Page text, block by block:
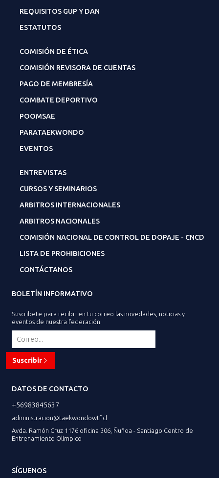
REQUISITOS GUP Y DAN
ESTATUTOS
COMISIÓN DE ÉTICA
COMISIÓN REVISORA DE CUENTAS
PAGO DE MEMBRESÍA
COMBATE DEPORTIVO
POOMSAE
PARATAEKWONDO
EVENTOS
ENTREVISTAS
CURSOS Y SEMINARIOS
ARBITROS INTERNACIONALES
ARBITROS NACIONALES
COMISIÓN NACIONAL DE CONTROL DE DOPAJE - CNCD
LISTA DE PROHIBICIONES
CONTÁCTANOS
BOLETÍN INFORMATIVO
Suscribete para recibir en tu correo las novedades, noticias y
eventos de nuestra federación.
Suscribir
DATOS DE CONTACTO
+56983845637
administracion@taekwondowtf.cl
Avda. Ramón Cruz 1176 oficina 306, Ñuñoa - Santiago Centro de
Entrenamiento Olímpico
SÍGUENOS